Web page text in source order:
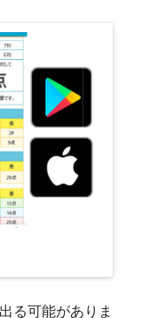
る可能がありま